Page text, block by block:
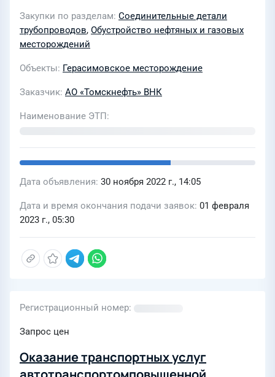
объектам: Трубопроводного
транспорта и обустройства кустовой
Закупки по разделам Соединительные детали
трубопроводов, Обустройство нефтяных и газовых
месторождений
Объекты Герасимовское месторождение
Заказчик АО «Томскнефть» ВНК
Наименование ЭТП
Дата объявления 30 ноября 2022 г., 14:05
Дата и время окончания подачи заявок 01 февраля
2023 г., 05:30
Регистрационный номер
Запрос цен
Оказание транспортных услуг